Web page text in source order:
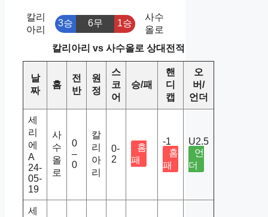
칼리
아리
3승 6무 1승
사수
올로
칼리아리 vs 사수올로 상대전적
날
짜
홈
전
반
원
정
스
코
어
승/패
핸
디
캡
오
버/
언더
세
리
에
A
24-
05-
19
사
수
올
로
0
–
0
칼
리
아
리
0-
2
홈
패
-1
홈
패
U2.5
언
더
세